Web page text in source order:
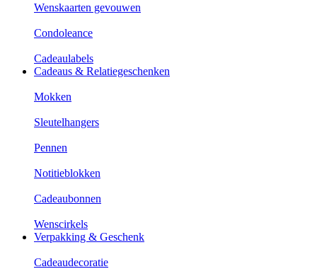
Wenskaarten gevouwen
Condoleance
Cadeaulabels
Cadeaus & Relatiegeschenken
Mokken
Sleutelhangers
Pennen
Notitieblokken
Cadeaubonnen
Wenscirkels
Verpakking & Geschenk
Cadeaudecoratie